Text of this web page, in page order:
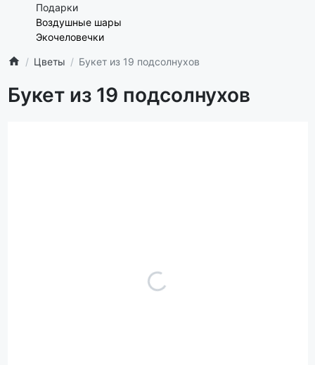
Подарки
Воздушные шары
Экочеловечки
Цветы Букет из 19 подсолнухов
Букет из 19 подсолнухов